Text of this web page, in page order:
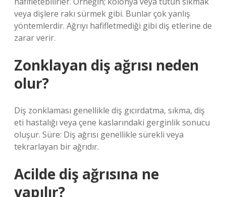
veya dişlere rakı sürmek gibi. Bunlar çok yanlış
yöntemlerdir. Ağrıyı hafifletmediği gibi diş etlerine de
zarar verir.
Zonklayan diş ağrısı neden
olur?
Diş zonklaması genellikle diş gıcırdatma, sıkma, diş
eti hastalığı veya çene kaslarındaki gerginlik sonucu
oluşur. Süre: Diş ağrısı genellikle sürekli veya
tekrarlayan bir ağrıdır.
Acilde diş ağrısına ne
yapılır?